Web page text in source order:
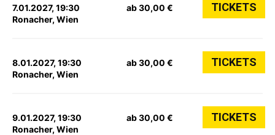
7.01.2027, 19:30
Ronacher, Wien
ab 30,00 € TICKETS
8.01.2027, 19:30
Ronacher, Wien
ab 30,00 € TICKETS
9.01.2027, 19:30
Ronacher, Wien
ab 30,00 € TICKETS